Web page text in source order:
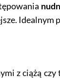
z ciążą